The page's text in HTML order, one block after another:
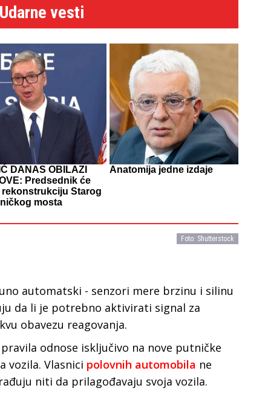
Foto: Shutterstock
Udarne vesti
DANAS OBILAZI
Predsednik će
Starog
mosta
Anatomija jedne izdaje
automatski - senzori mere brzinu i silinu
da li je potrebno aktivirati signal za
obavezu reagovanja.
odnose isključivo na nove putničke
vozila. Vlasnici polovnih automobila ne
niti da prilagođavaju svoja vozila.